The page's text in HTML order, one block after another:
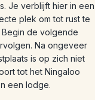
Je verblijft hier in een
plek om tot rust te
de volgende
Na ongeveer
is op zich niet
tot het Ningaloo
een lodge.